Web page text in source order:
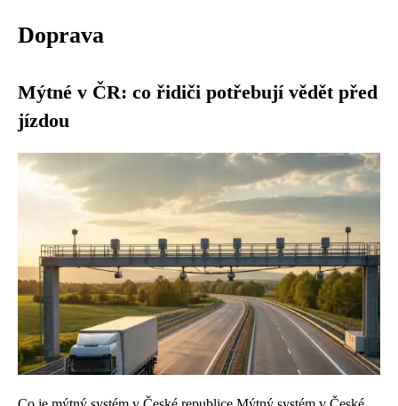
Doprava
Mýtné v ČR: co řidiči potřebují vědět před
jízdou